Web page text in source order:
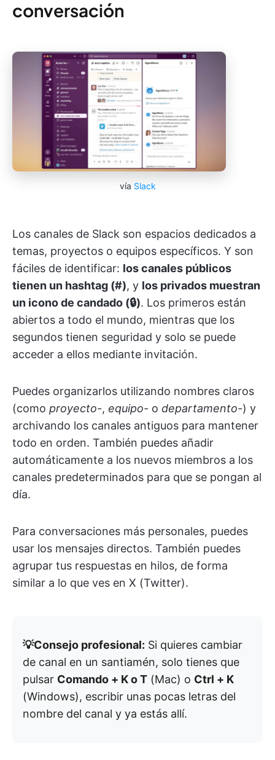
conversación
vía Slack
Los canales de Slack son espacios dedicados a
temas, proyectos o equipos específicos. Y son
fáciles de identificar: los canales públicos
tienen un hashtag (#), y los privados muestran
un icono de candado (🔒). Los primeros están
abiertos a todo el mundo, mientras que los
segundos tienen seguridad y solo se puede
acceder a ellos mediante invitación.
Puedes organizarlos utilizando nombres claros
(como proyecto-, equipo- o departamento-) y
archivando los canales antiguos para mantener
todo en orden. También puedes añadir
automáticamente a los nuevos miembros a los
canales predeterminados para que se pongan al
día.
Para conversaciones más personales, puedes
usar los mensajes directos. También puedes
agrupar tus respuestas en hilos, de forma
similar a lo que ves en X (Twitter).
💡Consejo profesional: Si quieres cambiar
de canal en un santiamén, solo tienes que
pulsar Comando + K o T (Mac) o Ctrl + K
(Windows), escribir unas pocas letras del
nombre del canal y ya estás allí.